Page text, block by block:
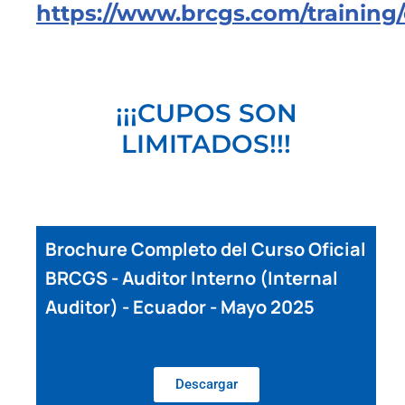
https://www.brcgs.com/
¡¡¡CUPOS SON
LIMITADOS!!!
Brochure Completo del Curso Oficial
BRCGS - Auditor Interno (Internal
Auditor) - Ecuador - Mayo 2025
Descargar